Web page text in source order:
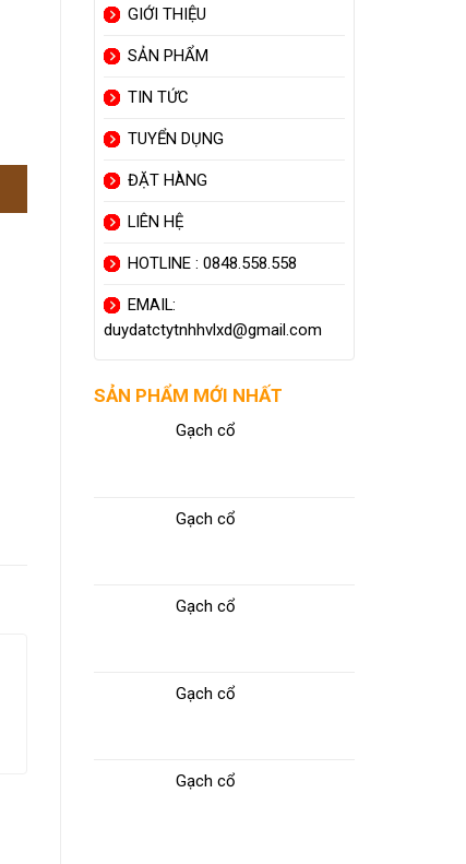
Gạch Ốp Tường LD48013 –
DD48014 – LD48015
GIỚI THIỆU
SẢN PHẨM
TIN TỨC
TUYỂN DỤNG
ĐẶT HÀNG
LIÊN HỆ
HOTLINE : 0848.558.558
EMAIL:
duydatctytnhhvlxd@gmail.com
SẢN PHẨM MỚI NHẤT
Gạch cổ
Gạch cổ
Gạch cổ
Gạch cổ
Gạch cổ